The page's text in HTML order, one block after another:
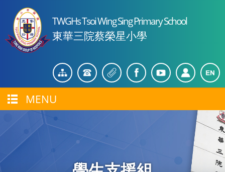
TWGHs Tsoi Wing Sing Primary School
東華三院蔡榮星小學
MENU